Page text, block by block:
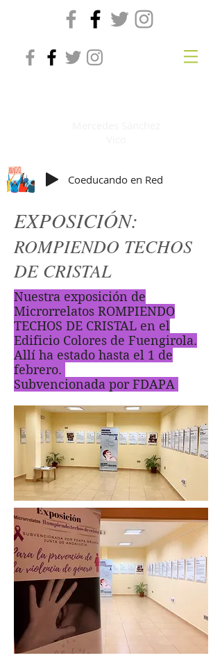
Coeducando en Red
EXPOSICIÓN:
ROMPIENDO TECHOS
DE CRISTAL
Nuestra exposición de
Microrrelatos ROMPIENDO
TECHOS DE CRISTAL en el
Edificio Colores de Fuengirola.
Allí ha estado hasta el 1 de
febrero.
Subvencionada por FDAPA